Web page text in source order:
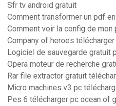
Sfr tv android gratuit
Comment transformer un pdf
Comment voir la config de mon
Company of heroes
Logiciel de sauvegarde gratuit
Opera moteur de recherche
Rar file extractor gratuit
Micro machines v3 pc
Pes 6 télécharger pc ocean of